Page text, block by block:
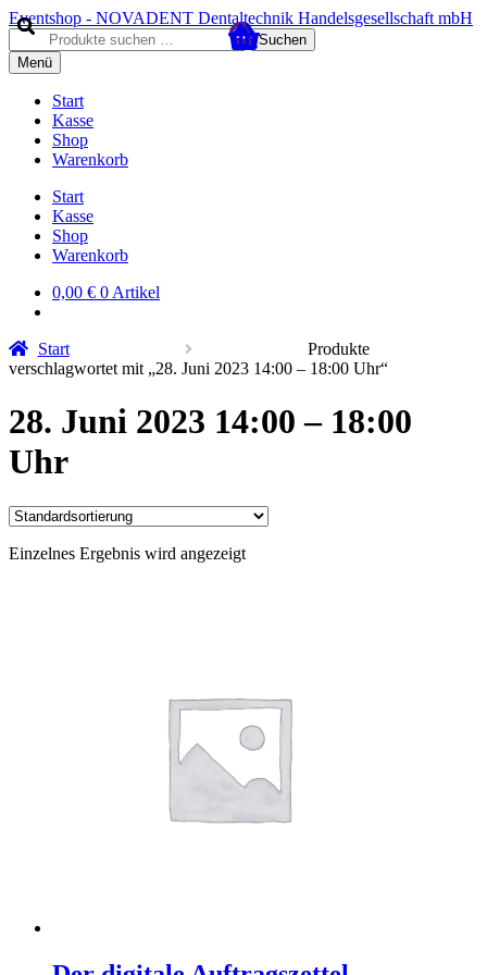
Zur
Navigation
springen
Zum
Inhalt
springen
Eventshop - NOVADENT Dentaltechnik Handelsgesellschaft mbH
Suche
nach:
Suchen
Menü
Start
Kasse
Shop
Warenkorb
Start
Kasse
Shop
Warenkorb
0,00 € 0 Artikel
Start
Produkte
verschlagwortet mit „28. Juni 2023 14:00 – 18:00 Uhr“
28. Juni 2023 14:00 – 18:00
Uhr
Einzelnes Ergebnis wird angezeigt